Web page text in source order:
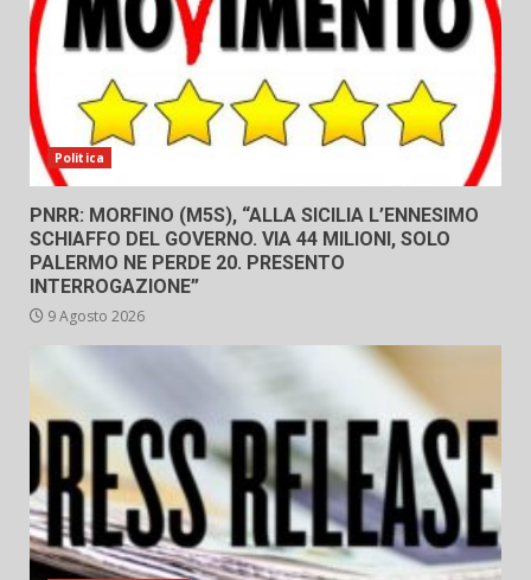
Politica
PNRR: MORFINO (M5S), “ALLA SICILIA L’ENNESIMO
SCHIAFFO DEL GOVERNO. VIA 44 MILIONI, SOLO
PALERMO NE PERDE 20. PRESENTO
INTERROGAZIONE”
9 Agosto 2026